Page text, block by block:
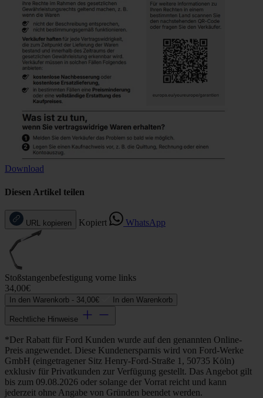
Download
Diesen Artikel teilen
URL kopieren Kopiert WhatsApp
Stoßstangenbefestigung vorne links
34,00€
In den Warenkorb - 34,00€ In den Warenkorb
Rechtliche Hinweise
*Der Rabatt für Ford Kunden wurde auf den genannten Online-
Preis angewendet. Diese Kundenersparnis wird von Ford-Werke
GmbH (eingetragener Sitz Henry-Ford-Straße 1, 50735 Köln)
exklusiv für Privatkunden zur Verfügung gestellt. Das Angebot gilt
bis zum 09.08.2026 oder solange der Vorrat reicht und kann
jederzeit ohne Angabe von Gründen beendet werden.